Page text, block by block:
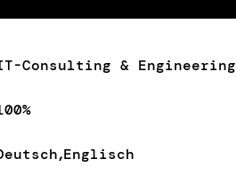
Consulting & Engineering
Englisch